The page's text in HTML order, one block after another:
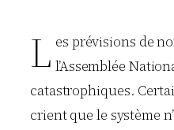
L es prévisions de
l’Assemblée
catastrophiques.
crient que le système